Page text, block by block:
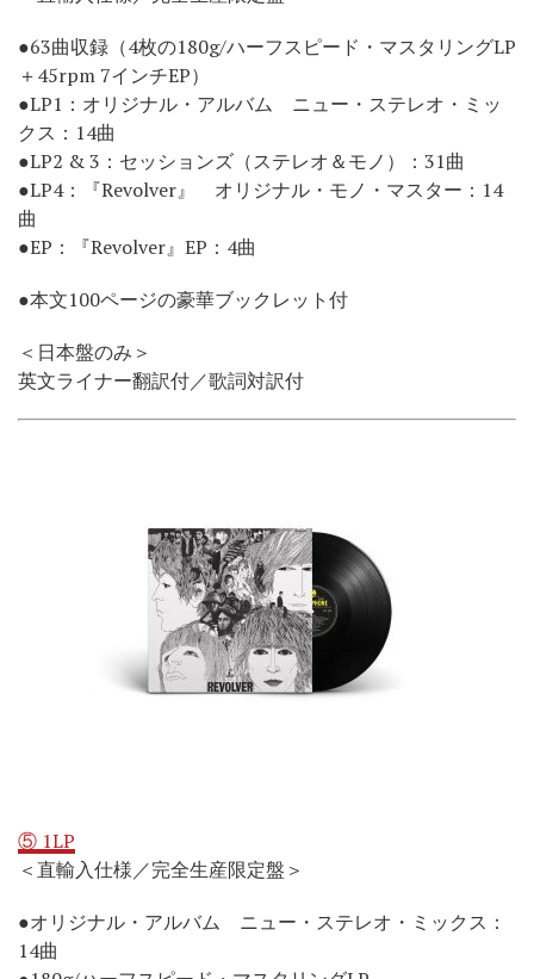
●63曲収録（4枚の180g/ハーフスピード・マスタリングLP
＋45rpm 7インチEP）
●LP1：オリジナル・アルバム ニュー・ステレオ・ミッ
クス：14曲
●LP2 & 3：セッションズ（ステレオ＆モノ）：31曲
●LP4：『Revolver』 オリジナル・モノ・マスター：14
曲
●EP：『Revolver』EP：4曲
●本文100ページの豪華ブックレット付
＜日本盤のみ＞
英文ライナー翻訳付／歌詞対訳付
⑤ 1LP
＜直輸入仕様／完全生産限定盤＞
●オリジナル・アルバム ニュー・ステレオ・ミックス：
14曲